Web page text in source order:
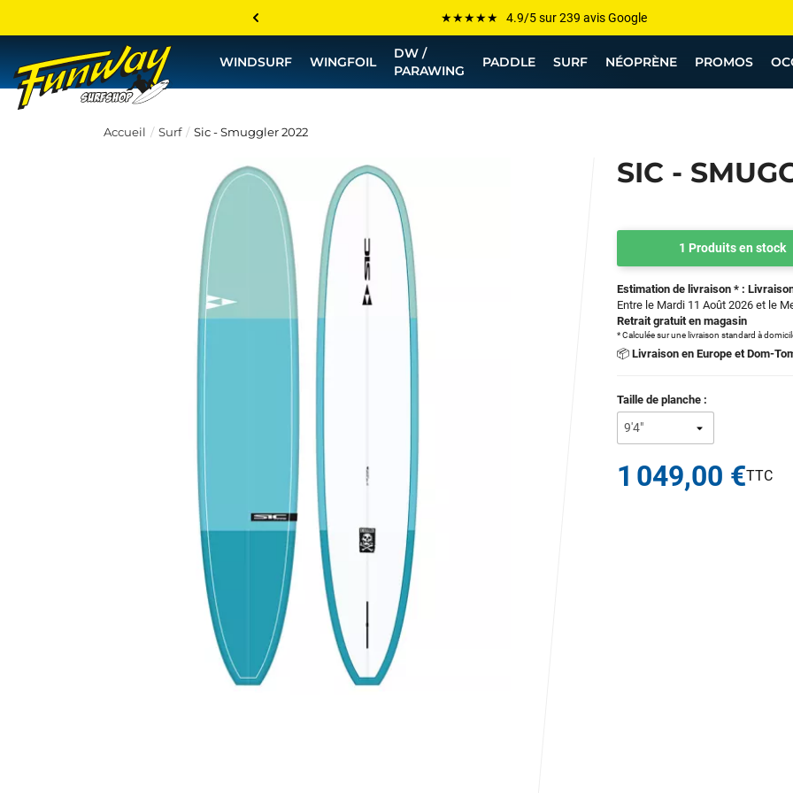
Les plus grandes marques sont chez Funway
Jusqu’à -75% de remise sur le windsurf, wingfoil, etc...
💰 Meilleur prix garanti — Moins cher ailleurs ? On s’aligne !
WINDSURF WINGFOIL
DW /
PARAWING
PADDLE SURF NÉOPRÈNE PROMOS
Accueil Surf Sic - Smuggler 2022
SIC -
1 Produits en stock
Estimation de livraison * :
Entre le Mardi 11 Août 2026 et le
Retrait gratuit en magasin
* Calculée sur une livraison standard à
📦 Livraison en Europe et Dom-
Taille de planche :
1 049,00 €